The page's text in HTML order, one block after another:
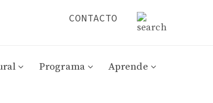
CONTACTO
Programa Aprende